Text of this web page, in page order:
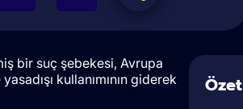
bir suç şebekesi, Avrupa
kullanımının giderek
Özet